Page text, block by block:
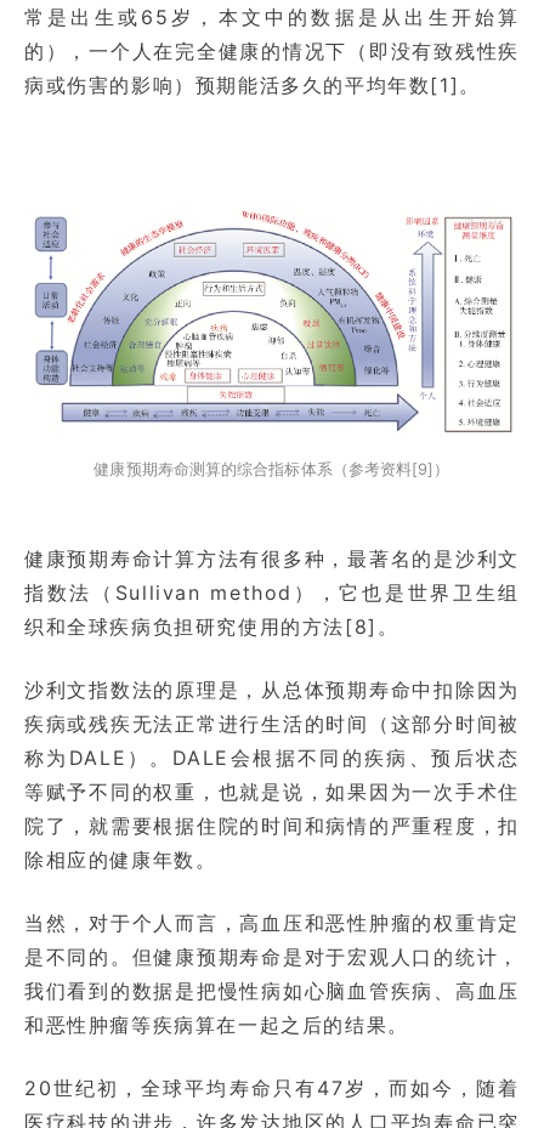
常是出生或65岁，本文中的数据是从出生开始算
的），一个人在完全健康的情况下（即没有致残性疾
病或伤害的影响）预期能活多久的平均年数[1]。
健康预期寿命测算的综合指标体系（参考资料[9]）
健康预期寿命计算方法有很多种，最著名的是沙利文
指数法（Sullivan method），它也是世界卫生组
织和全球疾病负担研究使用的方法[8]。
沙利文指数法的原理是，从总体预期寿命中扣除因为
疾病或残疾无法正常进行生活的时间（这部分时间被
称为DALE）。DALE会根据不同的疾病、预后状态
等赋予不同的权重，也就是说，如果因为一次手术住
院了，就需要根据住院的时间和病情的严重程度，扣
除相应的健康年数。
当然，对于个人而言，高血压和恶性肿瘤的权重肯定
是不同的。但健康预期寿命是对于宏观人口的统计，
我们看到的数据是把慢性病如心脑血管疾病、高血压
和恶性肿瘤等疾病算在一起之后的结果。
20世纪初，全球平均寿命只有47岁，而如今，随着
医疗科技的进步，许多发达地区的人口平均寿命已突